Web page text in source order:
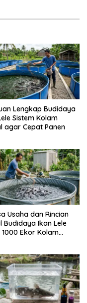
Lengkap Budidaya
Sistem Kolam
agar Cepat Panen
Usaha dan Rincian
Budidaya Ikan Lele
1000 Ekor Kolam